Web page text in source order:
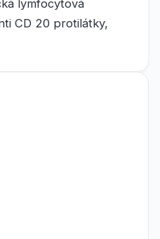
lymfocytová
CD 20 protilátky,